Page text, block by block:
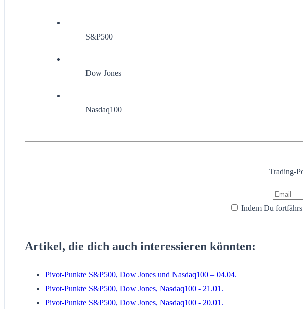
S&P500
Dow Jones
Nasdaq100
Trading-
Indem Du
Artikel, die dich auch interessieren könnten:
Pivot-Punkte S&P500, Dow Jones und Nasdaq100 – 04.04.
Pivot-Punkte S&P500, Dow Jones, Nasdaq100 - 21.01.
Pivot-Punkte S&P500, Dow Jones, Nasdaq100 - 20.01.